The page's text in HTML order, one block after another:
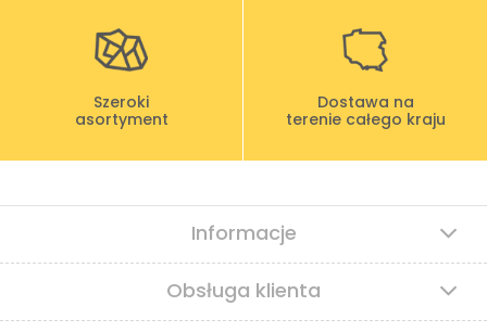
Szeroki
asortyment
Dostawa na
terenie całego kraju
Informacje
Obsługa klienta